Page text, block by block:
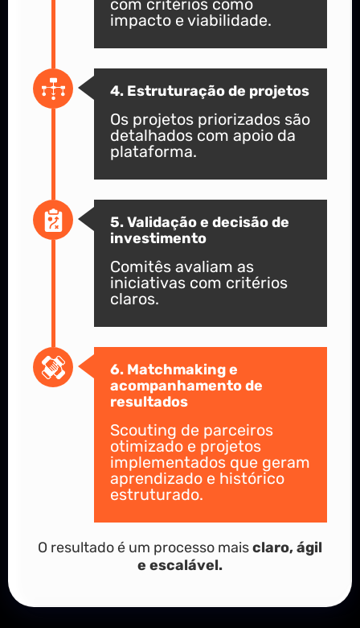
com critérios como
impacto e viabilidade.
4. Estruturação de projetos
Os projetos priorizados são
detalhados com apoio da
plataforma.
5. Validação e decisão de
investimento
Comitês avaliam as
iniciativas com critérios
claros.
6. Matchmaking e
acompanhamento de
resultados
Scouting de parceiros
otimizado e projetos
implementados que geram
aprendizado e histórico
estruturado.
O resultado é um processo maisclaro, ágil
e escalável.